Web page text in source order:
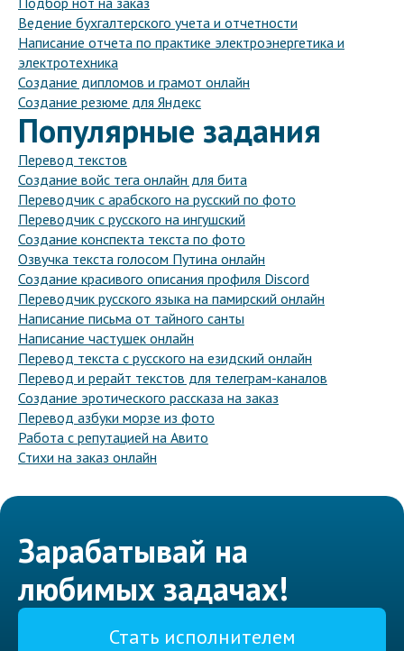
Ведение бухгалтерского учета и отчетности
Написание отчета по практике электроэнергетика и
электротехника
Создание дипломов и грамот онлайн
Создание резюме для Яндекс
Популярные задания
Перевод текстов
Создание войс тега онлайн для бита
Переводчик с арабского на русский по фото
Переводчик с русского на ингушский
Создание конспекта текста по фото
Озвучка текста голосом Путина онлайн
Создание красивого описания профиля Discord
Переводчик русского языка на памирский онлайн
Написание письма от тайного санты
Написание частушек онлайн
Перевод текста с русского на езидский онлайн
Перевод и рерайт текстов для телеграм-каналов
Создание эротического рассказа на заказ
Перевод азбуки морзе из фото
Работа с репутацией на Авито
Стихи на заказ онлайн
Зарабатывай на
любимых задачах!
Стать исполнителем